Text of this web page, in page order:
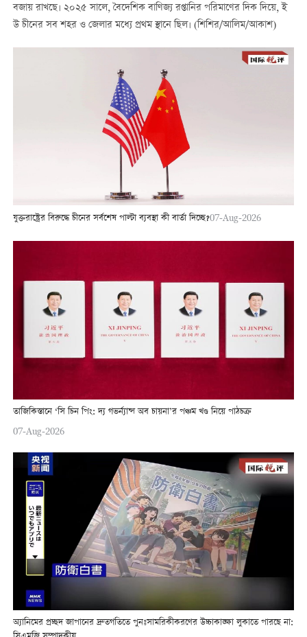
বজায় রাখছে। ২০২৫ সালে, বৈদেশিক বাণিজ্য রপ্তানির পরিমাণের দিক দিয়ে, ই
উ চীনের সব শহর ও জেলার মধ্যে প্রথম স্থানে ছিল। (শিশির/আলিম/আকাশ)
যুক্তরাষ্ট্রের বিরুদ্ধে চীনের সর্বশেষ পাল্টা ব্যবস্থা কী বার্তা দিচ্ছে?07-Aug-2026
তাজিকিস্তানে ‘সি চিন পিং: দ্য গভর্ন্যান্স অব চায়না’র পঞ্চম খণ্ড নিয়ে পাঠচক্র
07-Aug-2026
অ্যানিমের প্রচ্ছদ জাপানের দ্রুতগতিতে পুনঃসামরিকীকরণের উচ্চাকাঙ্ক্ষা লুকাতে পারছে না: